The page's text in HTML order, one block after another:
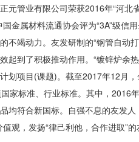
元管业有限公司荣获2016年“河
金属材料流通协会评为“3A”级信
不竭动力。友发研制的“钢管自动
起到了积极推动作用。“镀锌炉余
划项目(课题)。截至2017年12月
家标准、行业标准。其中，2016
均符合新国标。自强不息的友发
值观，发扬“律己利他，合作进取”